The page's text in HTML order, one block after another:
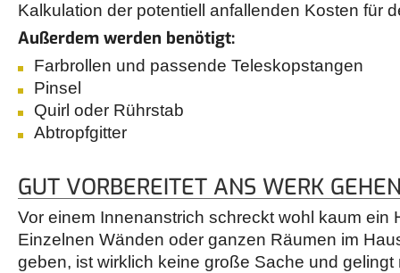
Kalkulation der potentiell anfallenden Kosten für
Außerdem werden benötigt:
Farbrollen und passende Teleskopstangen
Pinsel
Quirl oder Rührstab
Abtropfgitter
GUT VORBEREITET ANS WERK
Vor einem Innenanstrich schreckt wohl kaum ein
Einzelnen Wänden oder ganzen Räumen im
geben, ist wirklich keine große Sache und gelingt